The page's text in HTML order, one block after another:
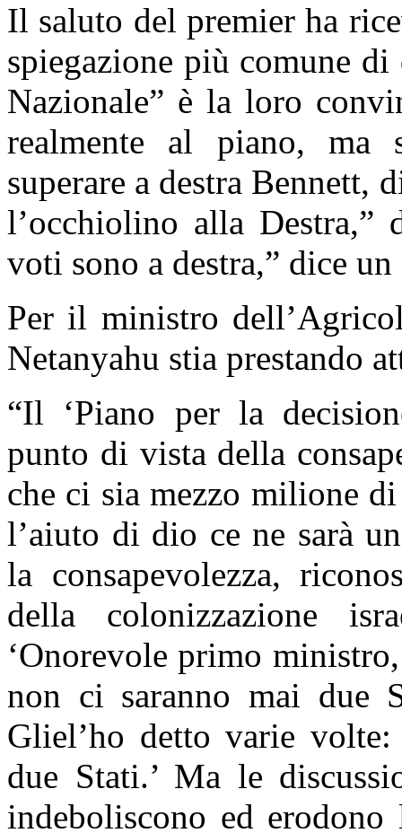
Il saluto del premier ha
spiegazione più comune
Nazionale” è la loro
realmente al piano, ma
superare a destra Bennett,
l’occhiolino alla Destra,”
voti sono a destra,” dice
Per il ministro
Netanyahu stia prestando
“Il ‘Piano per la
punto di vista della
che ci sia mezzo milione
l’aiuto di dio ce ne sarà
la consapevolezza,
della colonizzazione
‘Onorevole primo
non ci saranno mai due
Gliel’ho detto varie
due Stati.’ Ma le
indeboliscono ed erodono